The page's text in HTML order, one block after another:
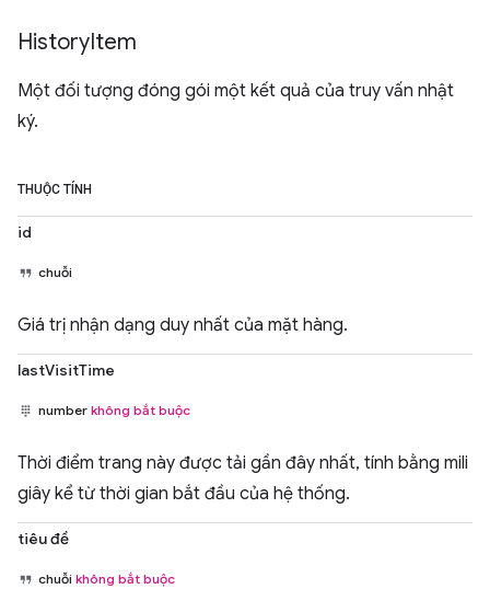
HistoryItem
Một đối tượng đóng gói một kết quả của truy vấn nhật
ký.
THUỘC TÍNH
id
chuỗi
Giá trị nhận dạng duy nhất của mặt hàng.
lastVisitTime
number không bắt buộc
Thời điểm trang này được tải gần đây nhất, tính bằng mili
giây kể từ thời gian bắt đầu của hệ thống.
tiêu đề
chuỗi không bắt buộc